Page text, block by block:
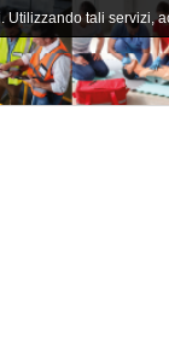
tali servizi,